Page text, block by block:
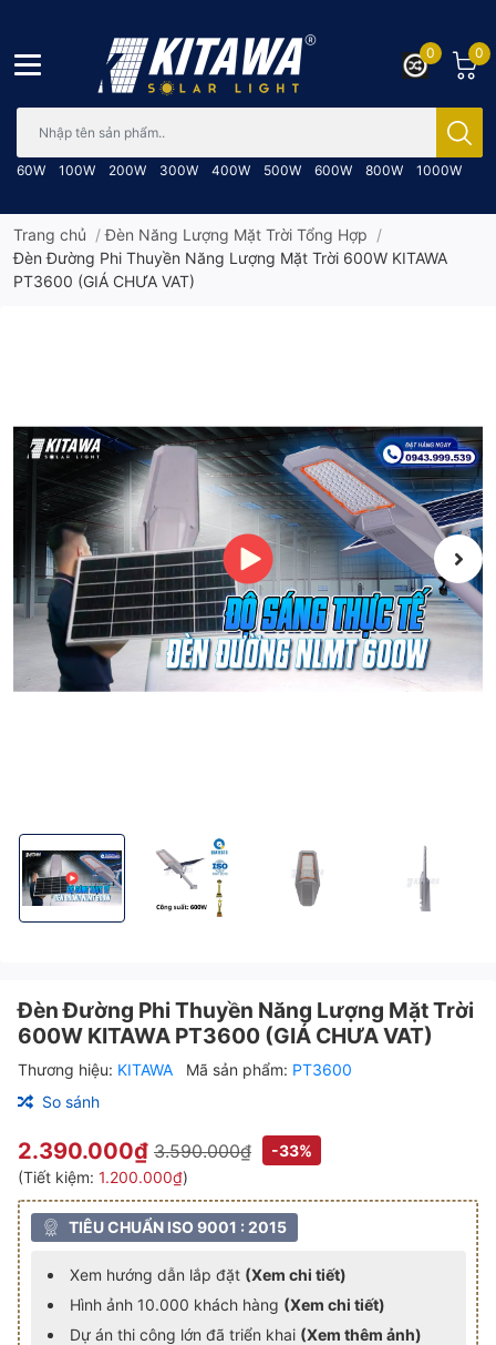
60W 100W 200W 300W 400W 500W 600W 800W 1000W
0
0
Trang chủ /Đèn Năng Lượng Mặt Trời Tổng Hợp /
Đèn Đường Phi Thuyền Năng Lượng Mặt Trời 600W KITAWA
PT3600 (GIÁ CHƯA VAT)
Đèn Đường Phi Thuyền Năng Lượng Mặt Trời 600W KITAWA
Đèn Đường Phi Thuyền Năng Lượng Mặt Trời
Đèn Đường Phi Thuyền Năng
Đèn Đường Phi
Đèn Đường Phi Thuyền Năng Lượng Mặt Trời
600W KITAWA PT3600 (GIÁ CHƯA VAT)
Thương hiệu: KITAWA Mã sản phẩm: PT3600
So sánh
2.390.000₫ 3.590.000₫
-33%
(Tiết kiệm: 1.200.000₫)
TIÊU CHUẨN ISO 9001 : 2015
Xem hướng dẫn lắp đặt (Xem chi tiết)
Hình ảnh 10.000 khách hàng (Xem chi tiết)
Dự án thi công lớn đã triển khai (Xem thêm ảnh)